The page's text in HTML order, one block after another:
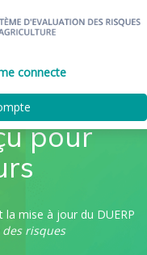
connecte
pour
mise à jour du DUERP
risques